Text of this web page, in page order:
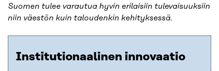
Suomen tulee varautua hyvin erilaisiin tulevaisuuksiin
niin väestön kuin taloudenkin kehityksessä.
Institutionaalinen innovaatio